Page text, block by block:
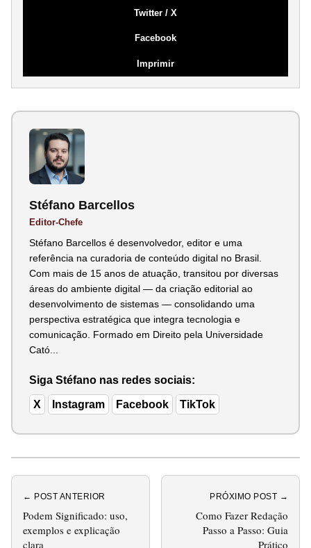
Twitter / X
Facebook
Imprimir
Stéfano Barcellos
Editor-Chefe
Stéfano Barcellos é desenvolvedor, editor e uma
referência na curadoria de conteúdo digital no Brasil.
Com mais de 15 anos de atuação, transitou por diversas
áreas do ambiente digital — da criação editorial ao
desenvolvimento de sistemas — consolidando uma
perspectiva estratégica que integra tecnologia e
comunicação. Formado em Direito pela Universidade
Cató...
Siga Stéfano nas redes sociais:
X Instagram Facebook TikTok
← POST ANTERIOR
Podem Significado: uso,
exemplos e explicação
clara
PRÓXIMO POST →
Como Fazer Redação
Passo a Passo: Guia
Prático